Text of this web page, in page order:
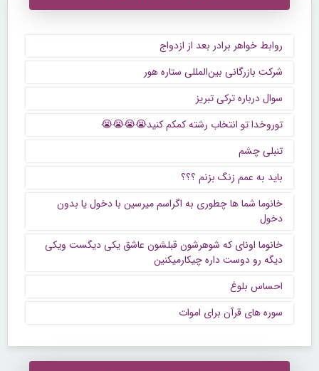
روابط خواهر برادر بعد از ازدواج
شرکت بازرگانی بین‌المللی ستاره هور
سوال درباره ترکی تبریز
توروخدا تو انتخاب رشته کمکم کنید😭😭😭😭
تنبلی چشم
باید به عمم زنگ بزنم ؟؟؟
خانوما شما ها چطوری به اگراسم میرسین با دخول یا بدون
دخول
خانوما اونای که شوهرشون قبلشون عاشق یکی دیگست ویکی
دیگه رو دوست داره چیکارمیکنین
احساس بلوغ
سوره های قرآن برای اموات